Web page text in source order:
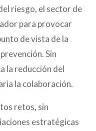
riesgo, el sector de
para provocar
de vista de la
Sin
la reducción del
la colaboración.
retos, sin
estratégicas